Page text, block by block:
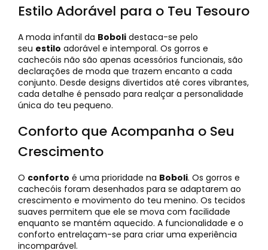
Estilo Adorável para o Teu Tesouro
A moda infantil da Boboli destaca-se pelo
seu estilo adorável e intemporal. Os gorros e
cachecóis não são apenas acessórios funcionais, são
declarações de moda que trazem encanto a cada
conjunto. Desde designs divertidos até cores vibrantes,
cada detalhe é pensado para realçar a personalidade
única do teu pequeno.
Conforto que Acompanha o Seu
Crescimento
O conforto é uma prioridade na Boboli. Os gorros e
cachecóis foram desenhados para se adaptarem ao
crescimento e movimento do teu menino. Os tecidos
suaves permitem que ele se mova com facilidade
enquanto se mantém aquecido. A funcionalidade e o
conforto entrelaçam-se para criar uma experiência
incomparável.